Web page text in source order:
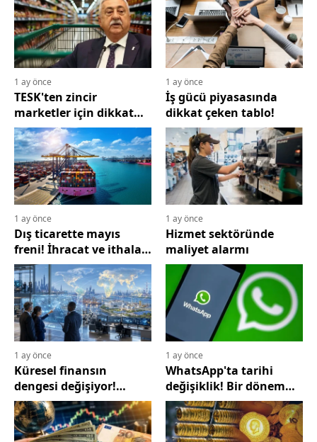
1 ay önce
TESK'ten zincir
marketler için dikkat
çeken çıkış
1 ay önce
İş gücü piyasasında
dikkat çeken tablo!
1 ay önce
Dış ticarette mayıs
freni! İhracat ve ithalat
geriledi, dış açıkta
dikkat çeken düşüş
1 ay önce
Hizmet sektöründe
maliyet alarmı
1 ay önce
Küresel finansın
dengesi değişiyor!
Merkez bankaları
dolardan çıkış
hazırlığında
1 ay önce
WhatsApp'ta tarihi
değişiklik! Bir dönem
sona eriyor